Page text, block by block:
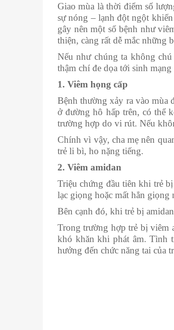
Giao mùa là thời điểm số
sự nóng – lạnh đột ngột
gây nên một số bệnh như
thiện, càng rất dễ mắc những
Nếu như chúng ta không
thậm chí đe dọa tới sinh
1. Viêm họng cấp
Bệnh thường xảy ra vào mùa
ở đường hô hấp trên, có thể
trường hợp do vi rút. Nếu
Chính vì vậy, cha mẹ nên
trẻ li bì, ho nặng tiếng.
2. Viêm amidan
Triệu chứng đầu tiên khi trẻ
lạc giọng hoặc mất hẳn giọng
Bên cạnh đó, khi trẻ bị
Trong trường hợp trẻ bị viêm
khó khăn khi phát âm. Tình
hưởng đến chức năng tai của